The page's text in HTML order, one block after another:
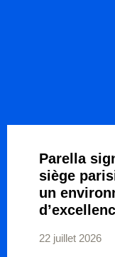
Parella
siège
un
22 juillet 2026